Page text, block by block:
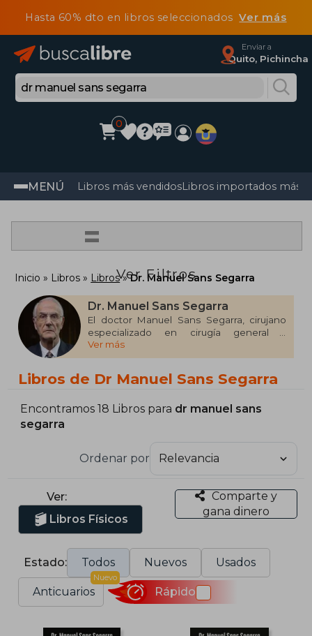
Hasta 60% dto en libros seleccionadosVer más
Enviar a
Quito, Pichincha
0
MENÚ Libros más vendidosLibros importados más
=
Ver Filtros
Inicio Libros Libros Dr. Manuel Sans Segarra
Dr. Manuel Sans Segarra
El doctor Manuel Sans Segarra, cirujano
especializado en cirugía general y
digestiva, ha dedicado su carrera a
investigar la supraconciencia y las
Con una carrera destacada en el Hospital
científico, ha ganado popularidad como
Ver más
Libros de Dr Manuel Sans Segarra
Encontramos 18 Libros para dr manuel sans
segarra
Ordenar por
Ver:
Libros Físicos
Comparte y
gana dinero
Estado: Todos Nuevos Usados
Anticuarios
Nuevo
Rápido